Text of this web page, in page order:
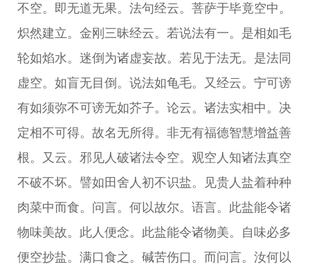
不空。即无道无果。法句经云。菩萨于毕竟空中。
炽然建立。金刚三昧经云。若说法有一。是相如毛
轮如焰水。迷倒为诸虚妄故。若见于法无。是法同
虚空。如盲无目倒。说法如龟毛。又经云。宁可谤
有如须弥不可谤无如芥子。论云。诸法实相中。决
定相不可得。故名无所得。非无有福德智慧增益善
根。又云。邪见人破诸法令空。观空人知诸法真空
不破不坏。譬如田舍人初不识盐。见贵人盐着种种
肉菜中而食。问言。何以故尔。语言。此盐能令诸
物味美故。此人便念。此盐能令诸物美。自味必多
便空抄盐。满口食之。碱苦伤口。而问言。汝何以